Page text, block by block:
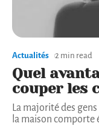
Actualités 2 min read
Quel
couper les
La majorité des
la maison comporte